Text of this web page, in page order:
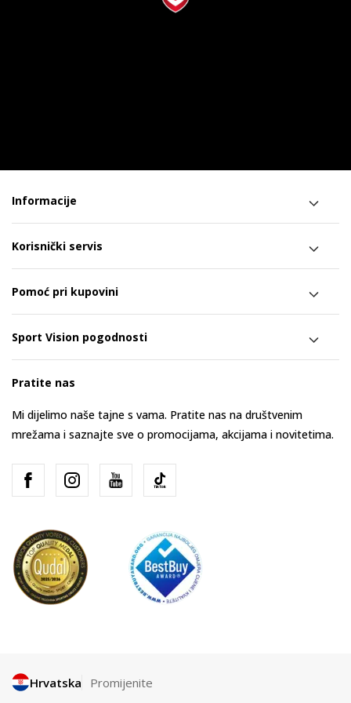
Informacije
Korisnički servis
Pomoć pri kupovini
Sport Vision pogodnosti
Pratite nas
Mi dijelimo naše tajne s vama. Pratite nas na društvenim
mrežama i saznajte sve o promocijama, akcijama i novitetima.
Hrvatska Promijenite